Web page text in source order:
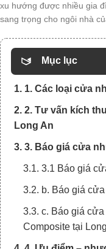
xu hướng được nhiều gia
sang trọng cho ngôi nhà
Mục lục
1. 1. Các loại cửa
2. 2. Tư vấn kích
Long An
3. 3. Báo giá cửa
3.1. 3.1 Báo giá
3.2. b. Báo giá
3.3. c. Báo giá
Composite tại